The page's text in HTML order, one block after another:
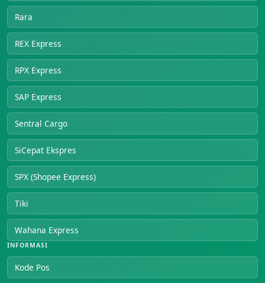
Rara
REX Express
RPX Express
SAP Express
Sentral Cargo
SiCepat Ekspres
SPX (Shopee Express)
Tiki
Wahana Express
INFORMASI
Kode Pos